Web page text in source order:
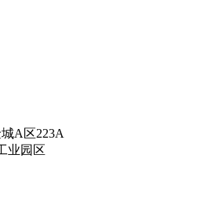
A区223A
业园区